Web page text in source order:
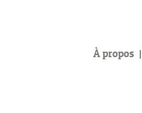
À propos